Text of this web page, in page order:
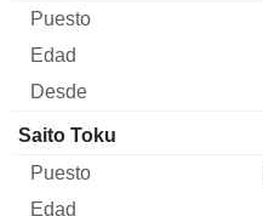
Saito Toku